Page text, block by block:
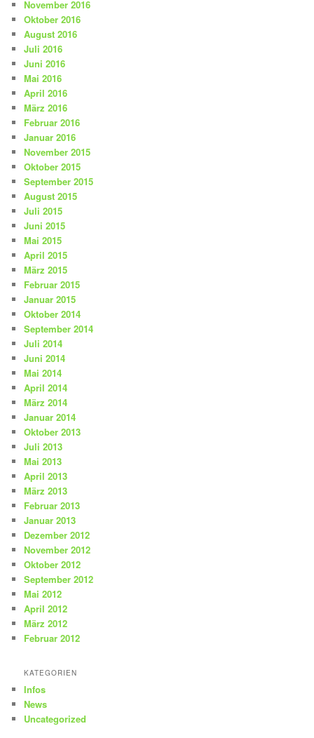
November 2016
Oktober 2016
August 2016
Juli 2016
Juni 2016
Mai 2016
April 2016
März 2016
Februar 2016
Januar 2016
November 2015
Oktober 2015
September 2015
August 2015
Juli 2015
Juni 2015
Mai 2015
April 2015
März 2015
Februar 2015
Januar 2015
Oktober 2014
September 2014
Juli 2014
Juni 2014
Mai 2014
April 2014
März 2014
Januar 2014
Oktober 2013
Juli 2013
Mai 2013
April 2013
März 2013
Februar 2013
Januar 2013
Dezember 2012
November 2012
Oktober 2012
September 2012
Mai 2012
April 2012
März 2012
Februar 2012
KATEGORIEN
Infos
News
Uncategorized